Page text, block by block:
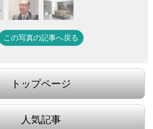
この写真の記事へ戻る
トップページ
人気記事